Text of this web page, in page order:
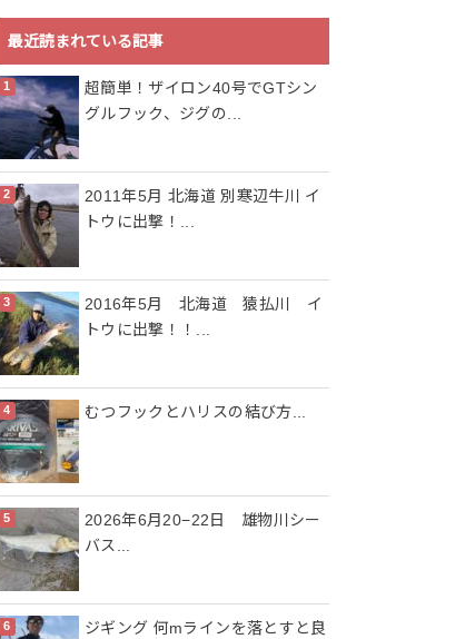
最近読まれている記事
超簡単！ザイロン40号でGTシン
グルフック、ジグの...
2011年5月 北海道 別寒辺牛川 イ
トウに出撃！...
2016年5月 北海道 猿払川 イ
トウに出撃！！...
むつフックとハリスの結び方...
2026年6月20−22日 雄物川シー
バス...
ジギング 何mラインを落とすと良